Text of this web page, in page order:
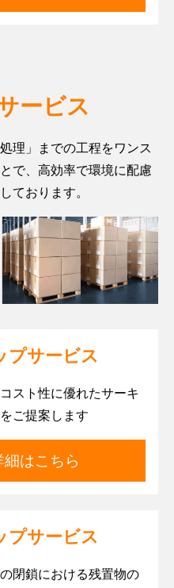
ービス
理」までの工程をワンス
で、高効率で環境に配慮
ております。
プサービス
スト性に優れたサーキ
ご提案します
はこちら
プサービス
閉鎖における残置物の